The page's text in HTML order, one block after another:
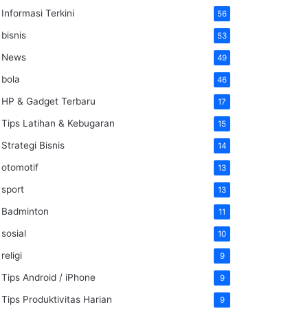
Informasi Terkini 56
bisnis 53
News 49
bola 46
HP & Gadget Terbaru 17
Tips Latihan & Kebugaran 15
Strategi Bisnis 14
otomotif 13
sport 13
Badminton 11
sosial 10
religi 9
Tips Android / iPhone 9
Tips Produktivitas Harian 9